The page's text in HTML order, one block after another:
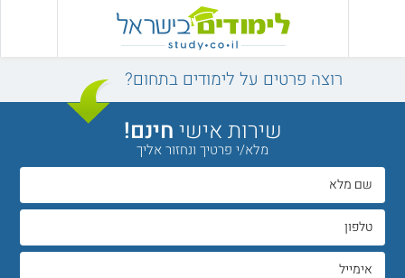
רוצה פרטים על לימודים בתחום?
שירות אישיחינם!
מלא/י פרטיך ונחזור אליך